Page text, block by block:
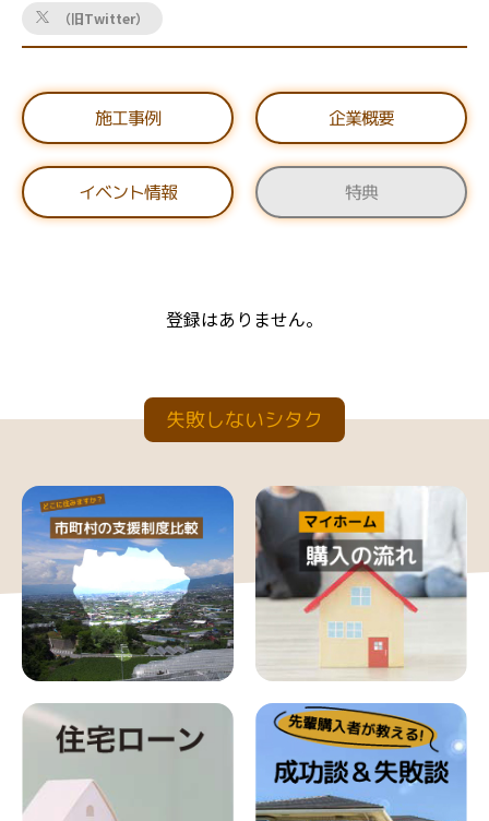
（旧Twitter）
施工事例 企業概要
イベント情報 特典
登録はありません。
失敗しないシタク